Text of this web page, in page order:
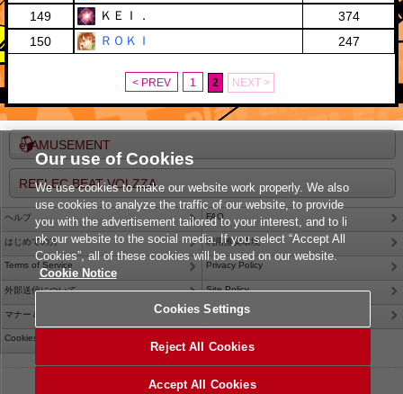
149
ＫＥＩ．
374
150
ＲＯＫＩ 247
< PREV 1 2 NEXT >
e-AMUSEMENT
REFLEC BEAT VOLZZA
ヘルプ FAQ
はじめての方 利用推奨環境
Terms of Service Privacy Policy
外部送信について Site Policy
マナー＆ルール Contact Us
Cookies Settings
©2026 Konami Arcade Games
Our use of Cookies
We use cookies to make our website work properly. We also
use cookies to analyze the traffic of our website, to provide
you with the advertisement tailored to your interest, and to li
nk our website to the social media. If you select “Accept All
Cookies”, all of these cookies will be used on our website.
Cookie Notice
Cookies Settings
Reject All Cookies
Accept All Cookies